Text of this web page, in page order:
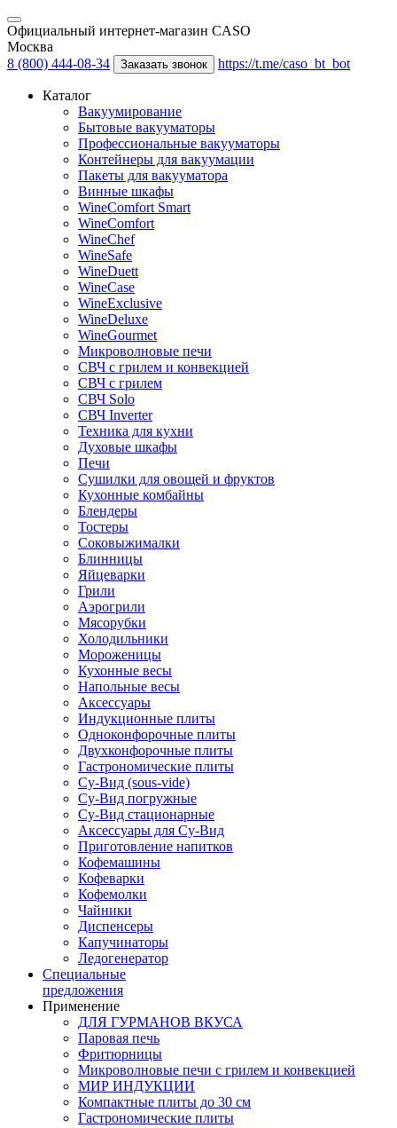
Официальный интернет-магазин CASO
Москва
8 (800) 444-08-34
Заказать звонок https://t.me/caso_bt_bot
Каталог
Вакуумирование
Бытовые вакууматоры
Профессиональные вакууматоры
Контейнеры для вакуумации
Пакеты для вакууматора
Винные шкафы
WineComfort Smart
WineComfort
WineChef
WineSafe
WineDuett
WineCase
WineExclusive
WineDeluxe
WineGourmet
Микроволновые печи
СВЧ с грилем и конвекцией
СВЧ с грилем
СВЧ Solo
СВЧ Inverter
Техника для кухни
Духовые шкафы
Печи
Сушилки для овощей и фруктов
Кухонные комбайны
Блендеры
Тостеры
Соковыжималки
Блинницы
Яйцеварки
Грили
Аэрогрили
Мясорубки
Холодильники
Мороженицы
Кухонные весы
Напольные весы
Аксессуары
Индукционные плиты
Одноконфорочные плиты
Двухконфорочные плиты
Гастрономические плиты
Су-Вид (sous-vide)
Су-Вид погружные
Су-Вид стационарные
Аксессуары для Су-Вид
Приготовление напитков
Кофемашины
Кофеварки
Кофемолки
Чайники
Диспенсеры
Капучинаторы
Ледогенератор
Специальные
предложения
Применение
ДЛЯ ГУРМАНОВ ВКУСА
Паровая печь
Фритюрницы
Микроволновые печи с грилем и конвекцией
МИР ИНДУКЦИИ
Компактные плиты до 30 см
Гастрономические плиты